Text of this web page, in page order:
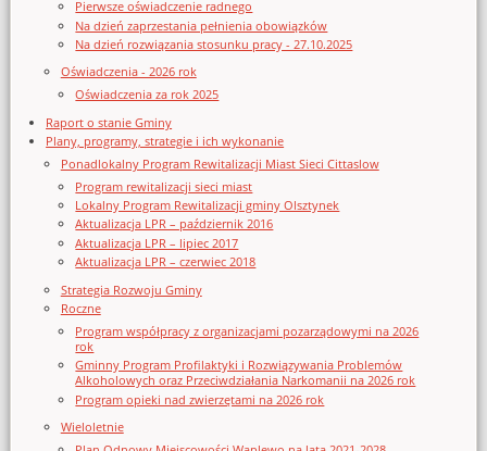
Pierwsze oświadczenie radnego
Na dzień zaprzestania pełnienia obowiązków
Na dzień rozwiązania stosunku pracy - 27.10.2025
Oświadczenia - 2026 rok
Oświadczenia za rok 2025
Raport o stanie Gminy
Plany, programy, strategie i ich wykonanie
Ponadlokalny Program Rewitalizacji Miast Sieci Cittaslow
Program rewitalizacji sieci miast
Lokalny Program Rewitalizacji gminy Olsztynek
Aktualizacja LPR – październik 2016
Aktualizacja LPR – lipiec 2017
Aktualizacja LPR – czerwiec 2018
Strategia Rozwoju Gminy
Roczne
Program współpracy z organizacjami pozarządowymi na 2026
rok
Gminny Program Profilaktyki i Rozwiązywania Problemów
Alkoholowych oraz Przeciwdziałania Narkomanii na 2026 rok
Program opieki nad zwierzętami na 2026 rok
Wieloletnie